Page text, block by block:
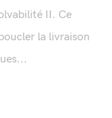
II. Ce
la livraison